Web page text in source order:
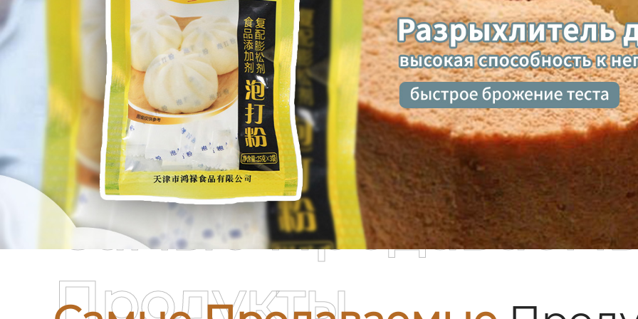
Самые
Продукты